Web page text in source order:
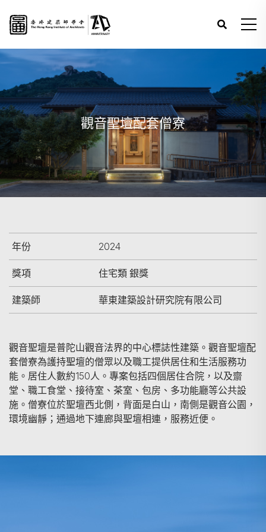
觀音聖壇配套僧寮
年份 2024
獎項 住宅類 銀獎
建築師 華東建築設計研究院有限公司
觀音聖壇是普陀山觀音法界的中心標誌性建築。觀音聖壇配
套僧寮為護持聖壇的僧眾以及職工提供居住和生活服務功
能。居住人數約150人。專案包括四個居住合院，以及齋
堂、職工食堂、接待室、茶室、包房、多功能廳等公共設
施。僧寮位於聖壇西北側，背面是白山，南側是觀音公園，
環境幽靜；通過地下連廊與聖壇相連，服務近便。